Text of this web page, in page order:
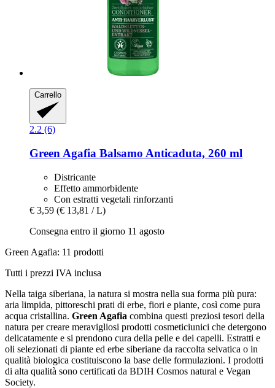
Carrello
2.2 (6)
Green Agafia Balsamo Anticaduta, 260 ml
Districante
Effetto ammorbidente
Con estratti vegetali rinforzanti
€ 3,59 (€ 13,81 / L)
Consegna entro il giorno 11 agosto
Green Agafia: 11 prodotti
Tutti i prezzi IVA inclusa
Nella taiga siberiana, la natura si mostra nella sua forma più pura:
aria limpida, pittoreschi prati di erbe, fiori e piante, così come pura
acqua cristallina. Green Agafia combina questi preziosi tesori della
natura per creare meravigliosi prodotti cosmeticiunici che detergono
delicatamente e si prendono cura della pelle e dei capelli. Estratti e
oli selezionati di piante ed erbe siberiane da raccolta selvatica o in
qualità biologica costituiscono la base delle formulazioni. I prodotti
di alta qualità sono certificati da BDIH Cosmos natural e Vegan
Society.